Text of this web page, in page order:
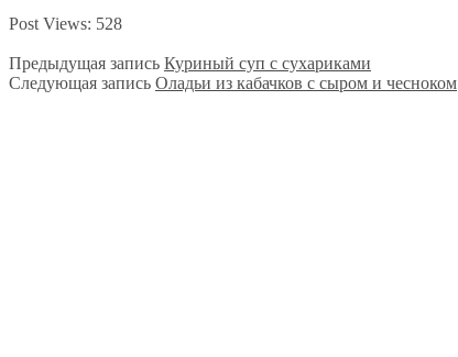
Post Views: 528
Предыдущая запись Куриный суп с сухариками
Следующая запись Оладьи из кабачков с сыром и чесноком